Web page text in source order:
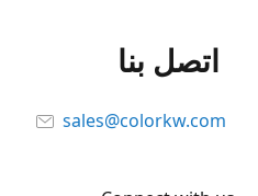
اتصل بنا
sales@colorkw.com